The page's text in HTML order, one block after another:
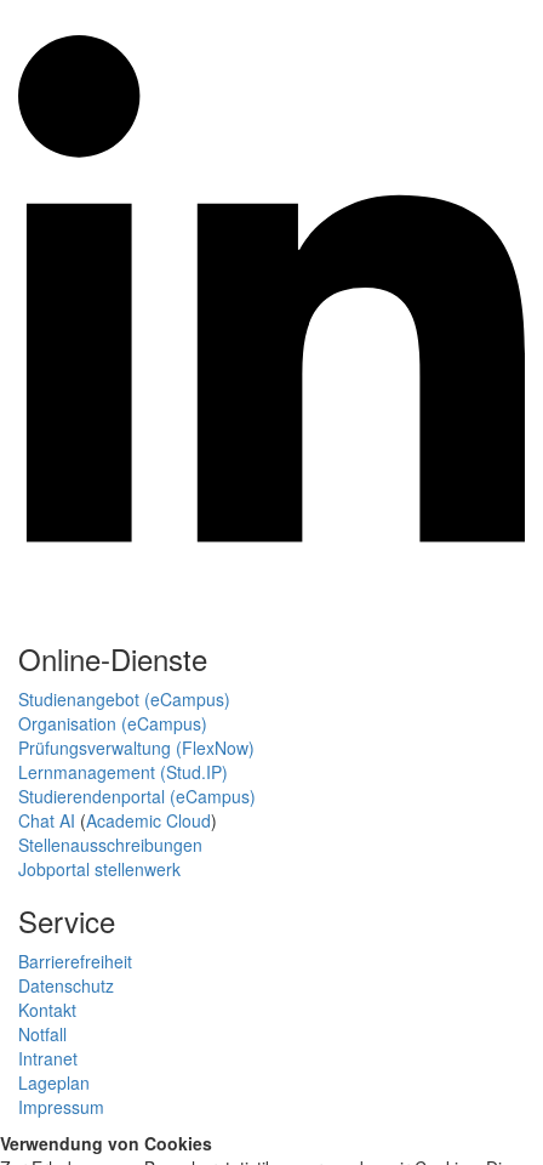
Online-Dienste
Studienangebot (eCampus)
Organisation (eCampus)
Prüfungsverwaltung (FlexNow)
Lernmanagement (Stud.IP)
Studierendenportal (eCampus)
Chat AI (Academic Cloud)
Stellenausschreibungen
Jobportal stellenwerk
Service
Barrierefreiheit
Datenschutz
Kontakt
Notfall
Intranet
Lageplan
Impressum
Verwendung von Cookies